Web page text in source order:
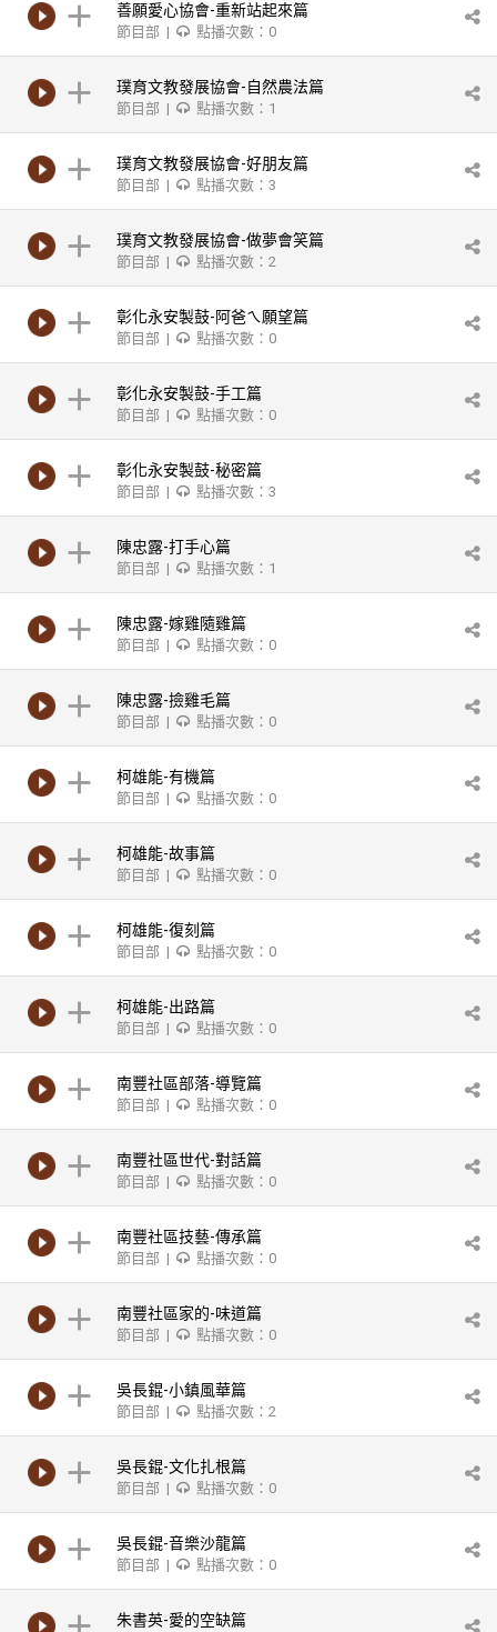
善願愛心協會-重新站起來篇
節目部 | 點播次數：0
璞育文教發展協會-自然農法篇
節目部 | 點播次數：1
璞育文教發展協會-好朋友篇
節目部 | 點播次數：3
璞育文教發展協會-做夢會笑篇
節目部 | 點播次數：2
彰化永安製鼓-阿爸ㄟ願望篇
節目部 | 點播次數：0
彰化永安製鼓-手工篇
節目部 | 點播次數：0
彰化永安製鼓-秘密篇
節目部 | 點播次數：3
陳忠露-打手心篇
節目部 | 點播次數：1
陳忠露-嫁雞隨雞篇
節目部 | 點播次數：0
陳忠露-撿雞毛篇
節目部 | 點播次數：0
柯雄能-有機篇
節目部 | 點播次數：0
柯雄能-故事篇
節目部 | 點播次數：0
柯雄能-復刻篇
節目部 | 點播次數：0
柯雄能-出路篇
節目部 | 點播次數：0
南豐社區部落-導覽篇
節目部 | 點播次數：0
南豐社區世代-對話篇
節目部 | 點播次數：0
南豐社區技藝-傳承篇
節目部 | 點播次數：0
南豐社區家的-味道篇
節目部 | 點播次數：0
吳長錕-小鎮風華篇
節目部 | 點播次數：2
吳長錕-文化扎根篇
節目部 | 點播次數：0
吳長錕-音樂沙龍篇
節目部 | 點播次數：0
朱書英-愛的空缺篇